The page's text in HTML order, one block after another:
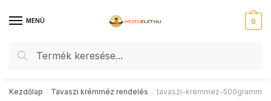
MENÜ
Keresés
Keresés
0
Kezdőlap / Tavaszi krémméz rendelés / tavaszi-kremmez-500gramm